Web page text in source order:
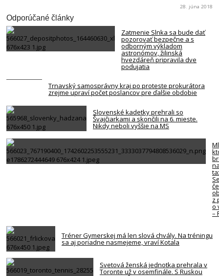
28. júna 2018
Odporúčané články
Zatmenie Slnka sa bude dať
pozorovať bezpečne a s
odborným výkladom
astronómov, žilinská
hvezdáreň pripravila dve
podujatia
Trnavský samosprávny kraj po proteste prokurátora
zrejme upraví počet poslancov pre ďalšie obdobie
Slovenské kadetky prehrali so
Švajčiarkami a skončili na 6. mieste.
Nikdy neboli vyššie na MS
z
o
–
Tréner Gymerskej má len slová chvály. Na tréningu
sa aj poriadne nasmejeme, vraví Kotala
Svetová ženská jednotka prehrala v
Toronte už v osemfinále. S Ruskou